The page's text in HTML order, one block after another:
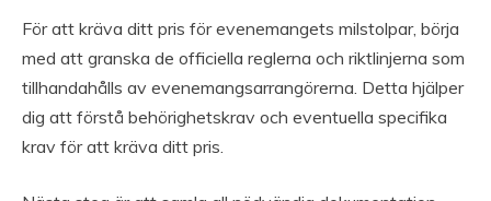
För att kräva ditt pris för evenemangets milstolpar, börja
med att granska de officiella reglerna och riktlinjerna som
tillhandahålls av evenemangsarrangörerna. Detta hjälper
dig att förstå behörighetskrav och eventuella specifika
krav för att kräva ditt pris.